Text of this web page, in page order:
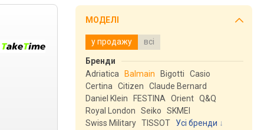
МОДЕЛІ
у продажу всі
Бренди
Adriatica
Balmain Bigotti
Casio
Certina
Citizen
Claude Bernard
Daniel Klein
FESTINA Orient Q&Q
Royal London
Seiko
SKMEI
Swiss Military TISSOT
Усі бренди